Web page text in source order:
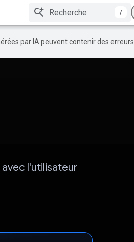
/
par IA peuvent contenir des erreurs.
l'utilisateur